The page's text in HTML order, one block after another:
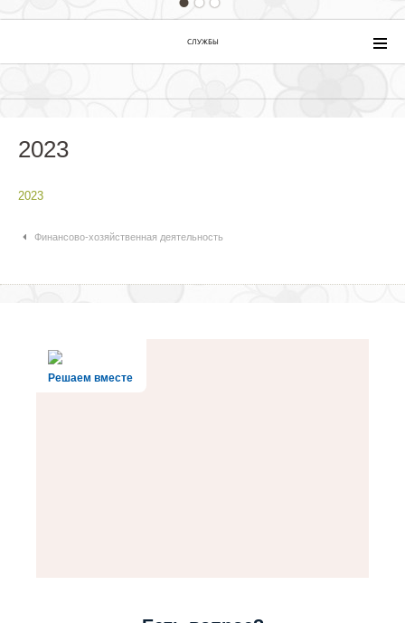
СЛУЖБЫ
2023
2023
Навигация по статьям
Финансово-хозяйственная деятельность
Решаем вместе